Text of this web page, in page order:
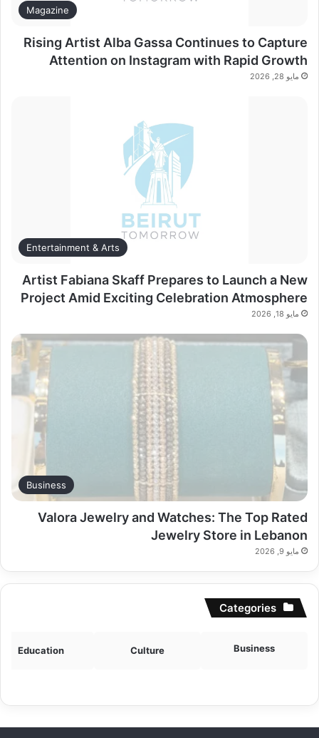
Magazine
Rising Artist Alba Gassa Continues to Capture
Attention on Instagram with Rapid Growth
مايو 28, 2026
Entertainment & Arts
Artist Fabiana Skaff Prepares to Launch a New
Project Amid Exciting Celebration Atmosphere
مايو 18, 2026
Business
Valora Jewelry and Watches: The Top Rated
Jewelry Store in Lebanon
مايو 9, 2026
Categories
Business
Culture
Education